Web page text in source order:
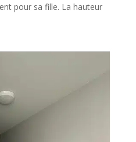
pour sa fille. La hauteur